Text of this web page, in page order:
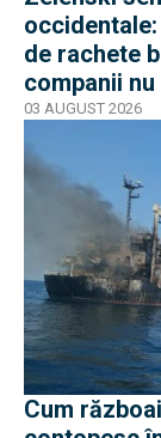
de rachete
companii
03 AUGUST 2026
Cum